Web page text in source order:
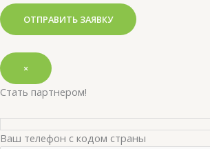
×
Стать партнером!
Ваш телефон с кодом страны